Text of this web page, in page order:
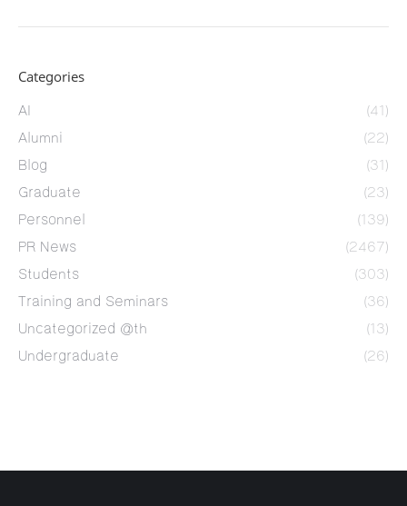
Categories
AI
(41)
Alumni
(22)
Blog
(31)
Graduate
(23)
Personnel
(139)
PR News
(2467)
Students
(303)
Training and Seminars
(36)
Uncategorized @th
(13)
Undergraduate
(26)